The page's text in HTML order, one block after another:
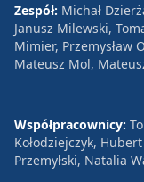
Zespół: Michał
Janusz Milewski,
Mimier, Przemysław
Mateusz Mol,
Współpracownicy:
Kołodziejczyk,
Przemyłski, Natalia